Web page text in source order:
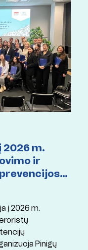
m.
ir
į 2026 m.
Pinigų